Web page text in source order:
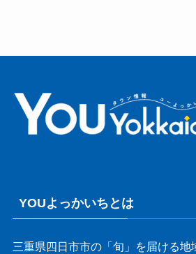
YOUよっかいちとは
三重県四日市市の「旬」を届ける地